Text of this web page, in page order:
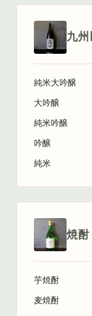
九州
純米大吟醸
大吟醸
純米吟醸
吟醸
純米
焼酎
芋焼酎
麦焼酎